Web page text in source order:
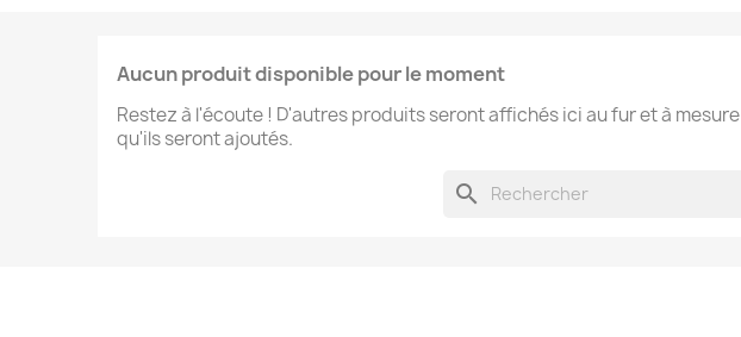
Aucun produit disponible pour le moment
Restez à l'écoute ! D'autres produits seront affichés ici au fur et à mesure
qu'ils seront ajoutés.
search